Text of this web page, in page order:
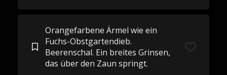
Orangefarbene Ärmel wie ein
Fuchs-Obstgartendieb.
Beerenschal. Ein breites Grinsen,
das über den Zaun springt.